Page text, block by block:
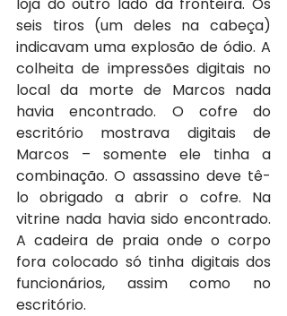
seis tiros (um deles na cabeça)
indicavam uma explosão de ódio. A
colheita de impressões digitais no
local da morte de Marcos nada
havia encontrado. O cofre do
escritório mostrava digitais de
Marcos – somente ele tinha a
combinação. O assassino deve tê-
lo obrigado a abrir o cofre. Na
vitrine nada havia sido encontrado.
A cadeira de praia onde o corpo
fora colocado só tinha digitais dos
funcionários, assim como no
escritório.